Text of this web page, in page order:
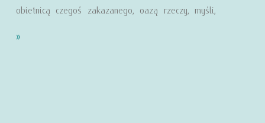
obietnicą czegoś zakazanego, oazą rzeczy, myśli,
»